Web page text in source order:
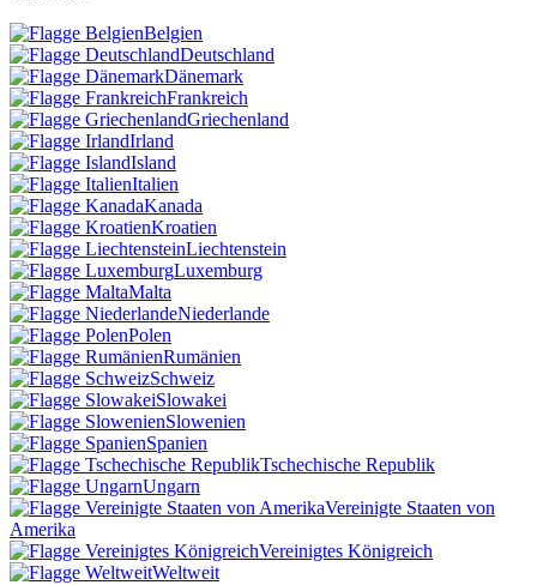
Belgien
Deutschland
Dänemark
Frankreich
Griechenland
Irland
Island
Italien
Kanada
Kroatien
Liechtenstein
Luxemburg
Malta
Niederlande
Polen
Rumänien
Schweiz
Slowakei
Slowenien
Spanien
Tschechische Republik
Ungarn
Vereinigte Staaten von
Amerika
Vereinigtes Königreich
Weltweit